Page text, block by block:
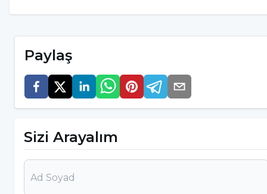
Genel olarak sinirlilik söz konudur.
Demir eksikliğinin ileri derece belirtileri;
Kalpte çarpıntı hissi
Buz veya toprak yeme isteği
Bazı psikiyatrik rahatsızlıklardan olan
Vücuttaki tiroit fonksiyonlarındaki
Paylaş
Sizi Arayalım